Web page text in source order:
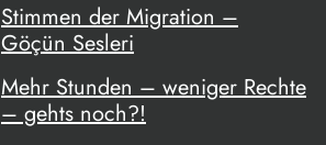
Stimmen der Migration –
Göçün Sesleri
Mehr Stunden – weniger Rechte
– gehts noch?!